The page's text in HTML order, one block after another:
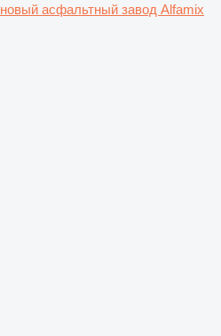
новый асфальтный завод Alfamix